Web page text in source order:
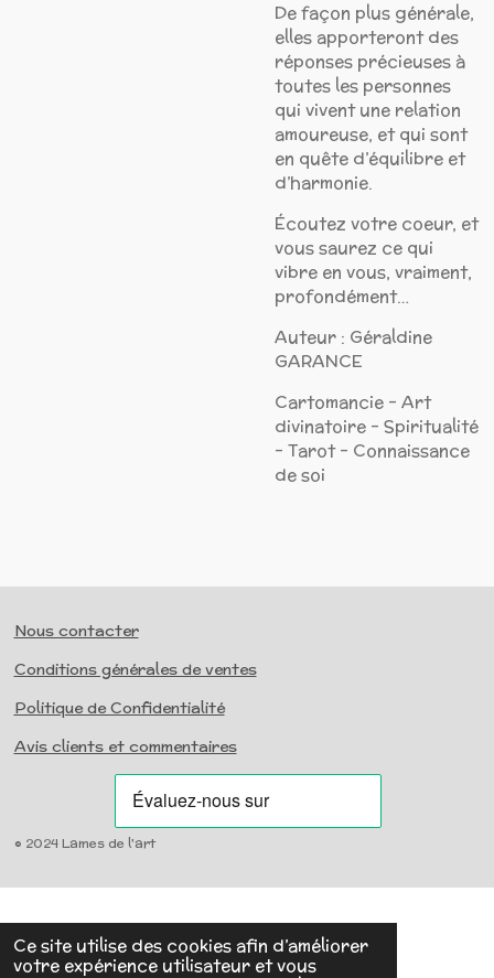
Ce site utilise des cookies afin d’améliorer
votre expérience utilisateur et vous
De façon plus générale,
elles apporteront des
réponses précieuses à
toutes les personnes
qui vivent une relation
amoureuse, et qui sont
en quête d’équilibre et
d’harmonie.
Écoutez votre coeur, et
vous saurez ce qui
vibre en vous, vraiment,
profondément…
Auteur : Géraldine
GARANCE
Cartomancie - Art
divinatoire - Spiritualité
- Tarot - Connaissance
de soi
Nous contacter
Conditions générales de ventes
Politique de Confidentialité
Avis clients et commentaires
© 2024 Lames de l'art